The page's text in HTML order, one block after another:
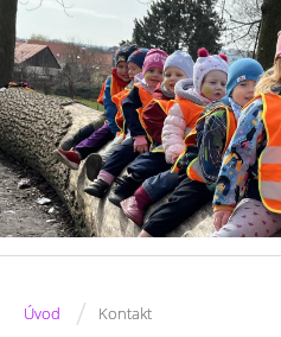
Úvod / Kontakt